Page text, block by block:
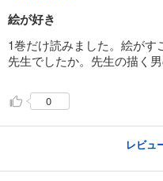
絵が好き
1巻だけ読みました。絵が
先生でしたか。先生の描く
0
レビュ